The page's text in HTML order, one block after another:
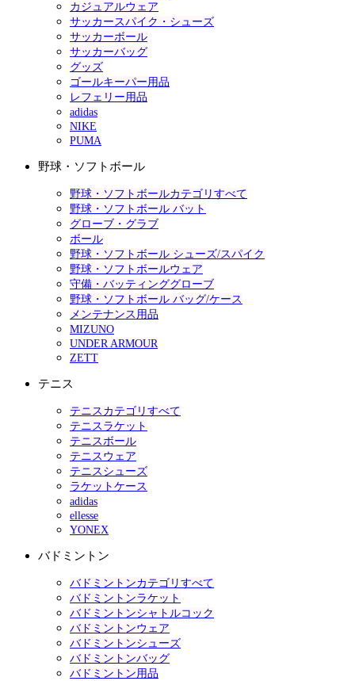
カジュアルウェア
サッカースパイク・シューズ
サッカーボール
サッカーバッグ
グッズ
ゴールキーパー用品
レフェリー用品
adidas
NIKE
PUMA
野球・ソフトボール
野球・ソフトボールカテゴリすべて
野球・ソフトボール バット
グローブ・グラブ
ボール
野球・ソフトボール シューズ/スパイク
野球・ソフトボールウェア
守備・バッティンググローブ
野球・ソフトボール バッグ/ケース
メンテナンス用品
MIZUNO
UNDER ARMOUR
ZETT
テニス
テニスカテゴリすべて
テニスラケット
テニスボール
テニスウェア
テニスシューズ
ラケットケース
adidas
ellesse
YONEX
バドミントン
バドミントンカテゴリすべて
バドミントンラケット
バドミントンシャトルコック
バドミントンウェア
バドミントンシューズ
バドミントンバッグ
バドミントン用品